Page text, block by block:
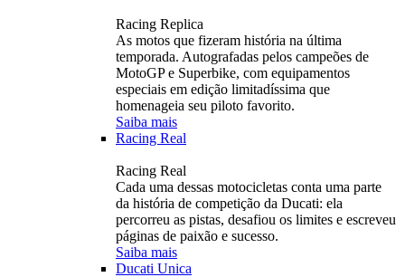
Racing Replica
As motos que fizeram história na última
temporada. Autografadas pelos campeões de
MotoGP e Superbike, com equipamentos
especiais em edição limitadíssima que
homenageia seu piloto favorito.
Saiba mais
Racing Real
Racing Real
Cada uma dessas motocicletas conta uma parte
da história de competição da Ducati: ela
percorreu as pistas, desafiou os limites e escreveu
páginas de paixão e sucesso.
Saiba mais
Ducati Unica